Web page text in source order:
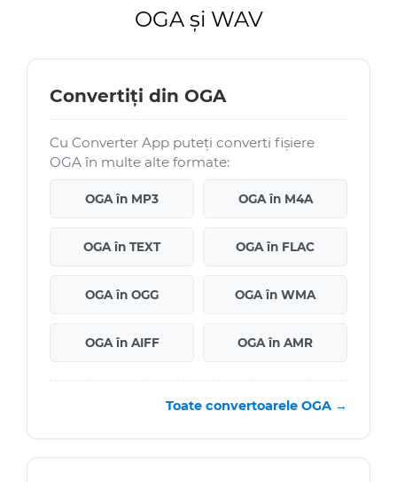
OGA și WAV
Convertiți din OGA
Cu Converter App puteți converti fișiere
OGA în multe alte formate:
OGA în MP3 OGA în M4A
OGA în TEXT OGA în FLAC
OGA în OGG OGA în WMA
OGA în AIFF OGA în AMR
Toate convertoarele OGA →